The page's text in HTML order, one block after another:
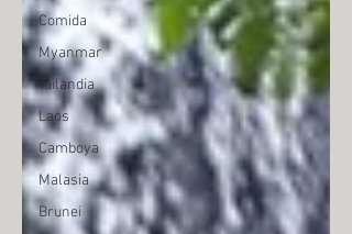
Comida
Myanmar
Tailandia
Laos
Camboya
Malasia
Brunei